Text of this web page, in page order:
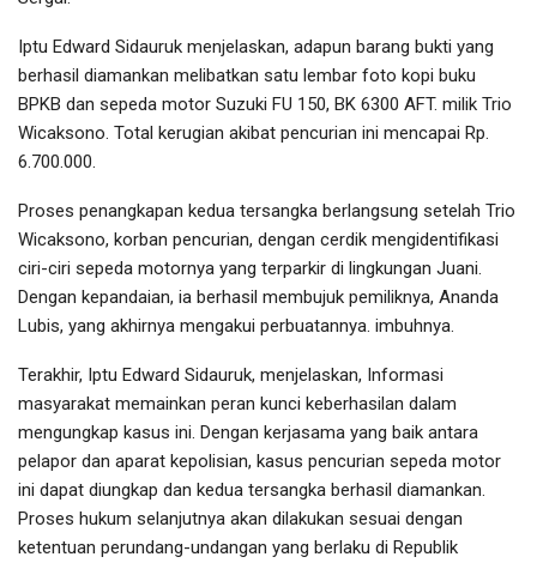
Iptu Edward Sidauruk menjelaskan, adapun barang bukti yang
berhasil diamankan melibatkan satu lembar foto kopi buku
BPKB dan sepeda motor Suzuki FU 150, BK 6300 AFT. milik Trio
Wicaksono. Total kerugian akibat pencurian ini mencapai Rp.
6.700.000.
Proses penangkapan kedua tersangka berlangsung setelah Trio
Wicaksono, korban pencurian, dengan cerdik mengidentifikasi
ciri-ciri sepeda motornya yang terparkir di lingkungan Juani.
Dengan kepandaian, ia berhasil membujuk pemiliknya, Ananda
Lubis, yang akhirnya mengakui perbuatannya. imbuhnya.
Terakhir, Iptu Edward Sidauruk, menjelaskan, Informasi
masyarakat memainkan peran kunci keberhasilan dalam
mengungkap kasus ini. Dengan kerjasama yang baik antara
pelapor dan aparat kepolisian, kasus pencurian sepeda motor
ini dapat diungkap dan kedua tersangka berhasil diamankan.
Proses hukum selanjutnya akan dilakukan sesuai dengan
ketentuan perundang-undangan yang berlaku di Republik